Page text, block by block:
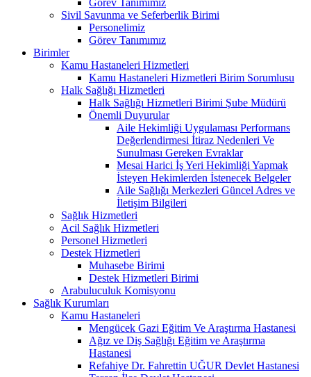
Sivil Savunma ve Seferberlik Birimi
Personelimiz
Görev Tanımımız
Birimler
Kamu Hastaneleri Hizmetleri
Kamu Hastaneleri Hizmetleri Birim Sorumlusu
Halk Sağlığı Hizmetleri
Halk Sağlığı Hizmetleri Birimi Şube Müdürü
Önemli Duyurular
Aile Hekimliği Uygulaması Performans
Değerlendirmesi İtiraz Nedenleri Ve
Sunulması Gereken Evraklar
Mesai Harici İş Yeri Hekimliği Yapmak
İsteyen Hekimlerden İstenecek Belgeler
Aile Sağlığı Merkezleri Güncel Adres ve
İletişim Bilgileri
Sağlık Hizmetleri
Acil Sağlık Hizmetleri
Personel Hizmetleri
Destek Hizmetleri
Muhasebe Birimi
Destek Hizmetleri Birimi
Arabuluculuk Komisyonu
Sağlık Kurumları
Kamu Hastaneleri
Mengücek Gazi Eğitim Ve Araştırma Hastanesi
Ağız ve Diş Sağlığı Eğitim ve Araştırma
Hastanesi
Refahiye Dr. Fahrettin UĞUR Devlet Hastanesi